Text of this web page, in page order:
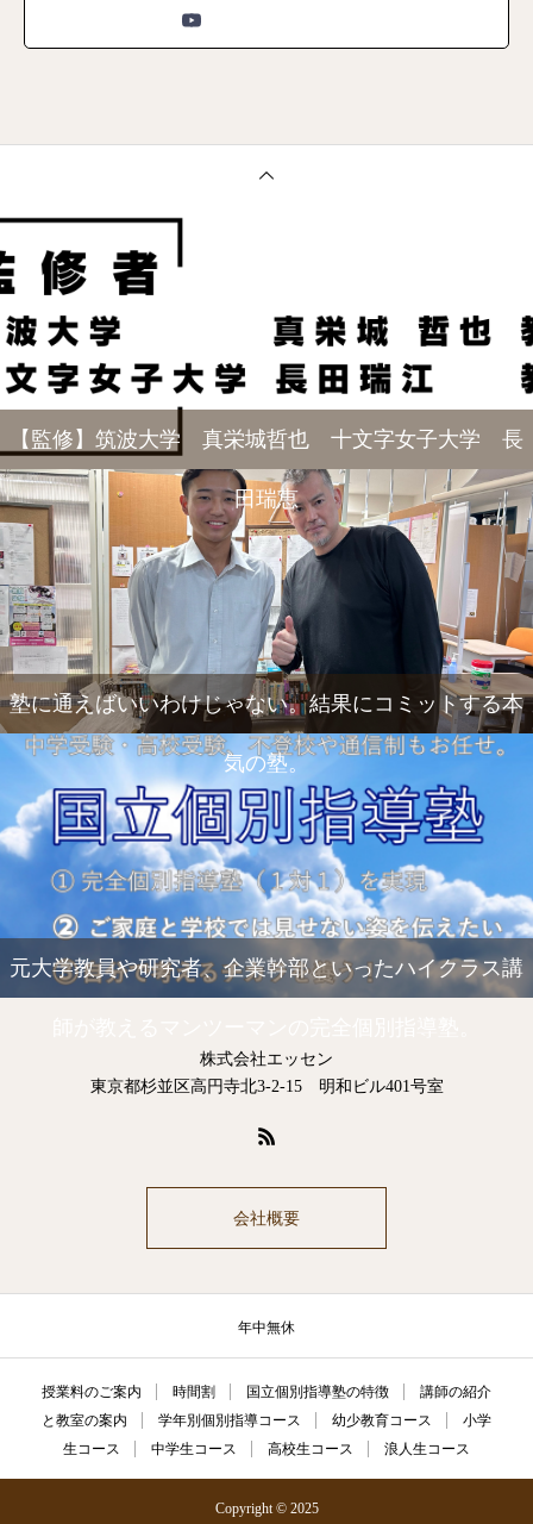
【監修】筑波大学 真栄城哲也 十文字女子大学 長
田瑞恵
塾に通えばいいわけじゃない。結果にコミットする本
気の塾。
元大学教員や研究者、企業幹部といったハイクラス講
株式会社エッセン
東京都杉並区高円寺北3-2-15 明和ビル401号室
会社概要
年中無休
授業料のご案内 時間割 国立個別指導塾の特徴
講師の紹介
と教室の案内
学年別個別指導コース 幼少教育コース
小学
生コース
中学生コース 高校生コース 浪人生コース
Copyright © 2025